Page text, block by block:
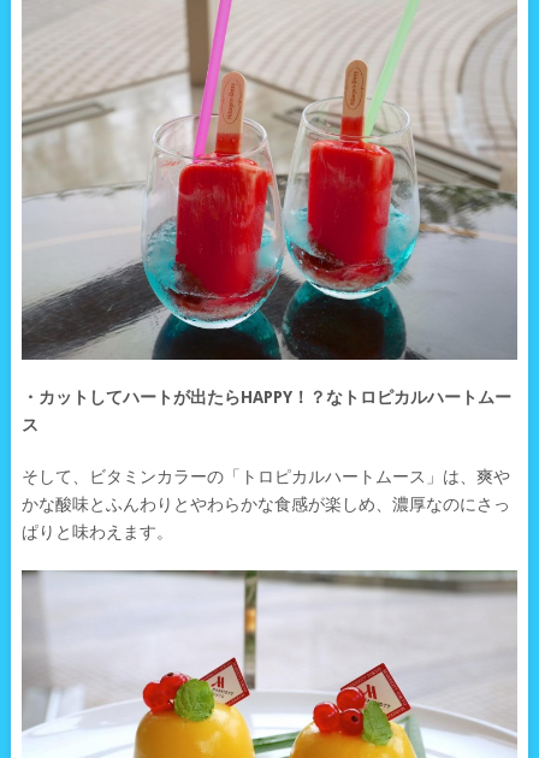
・カットしてハートが出たらHAPPY！？なトロピカルハートムー
ス
そして、ビタミンカラーの「トロピカルハートムース」は、爽や
かな酸味とふんわりとやわらかな食感が楽しめ、濃厚なのにさっ
ぱりと味わえます。